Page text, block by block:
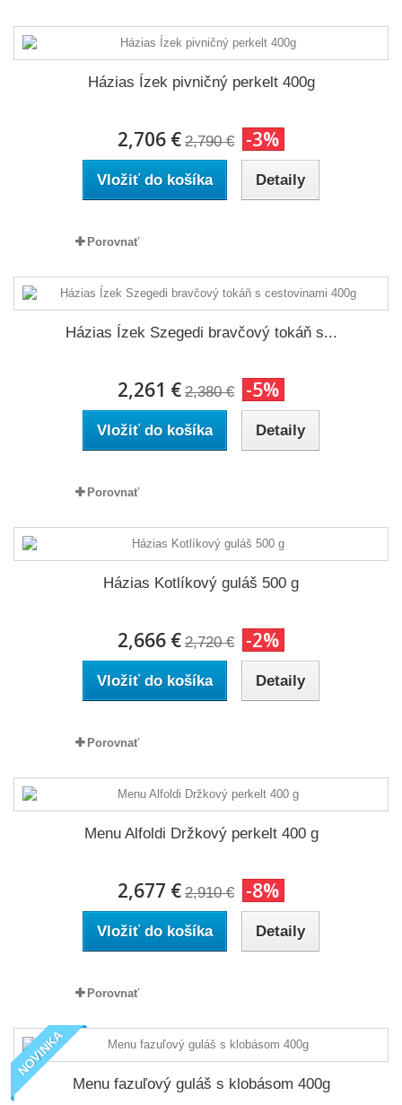
Házias Ízek pivničný perkelt 400g
2,706 € 2,790 € -3%
Vložiť do košíka Detaily
Porovnať
Házias Ízek Szegedi bravčový tokáň s...
2,261 € 2,380 € -5%
Vložiť do košíka Detaily
Porovnať
Házias Kotlíkový guláš 500 g
2,666 € 2,720 € -2%
Vložiť do košíka Detaily
Porovnať
Menu Alfoldi Držkový perkelt 400 g
2,677 € 2,910 € -8%
Vložiť do košíka Detaily
Porovnať
NOVINKA
Menu fazuľový guláš s klobásom 400g